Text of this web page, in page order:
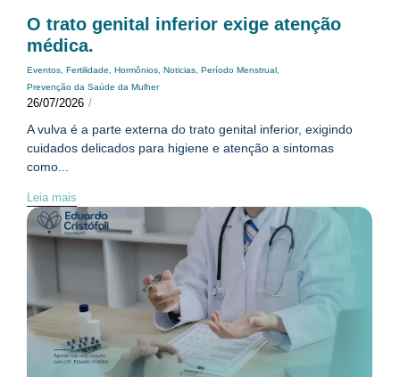
O trato genital inferior exige atenção
médica.
Eventos Fertilidade Hormônios Noticias Período Menstrual
Prevenção da Saúde da Mulher
26/07/2026 /
A vulva é a parte externa do trato genital inferior, exigindo
cuidados delicados para higiene e atenção a sintomas
como...
Leia mais